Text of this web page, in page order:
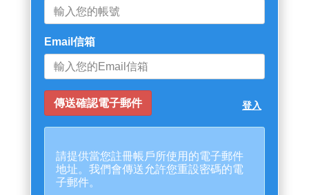
Email信箱
登入
請提供當您註冊帳戶所使用的電子郵件
地址。我們會傳送允許您重設密碼的電
子郵件。